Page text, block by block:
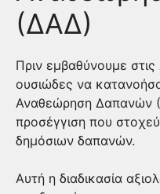
(ΔΑΔ)
Πριν εμβαθύνουμε στις
ουσιώδες να
Αναθεώρηση Δαπανών
προσέγγιση που
δημόσιων δαπανών.
Αυτή η διαδικασία